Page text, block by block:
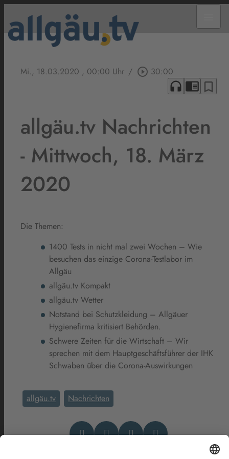
Mi., 18.03.2020 , 00:00 Uhr / play_circle_outline 30:00
headphones chrome_reader_mode bookmark_border
allgäu.tv Nachrichten
- Mittwoch, 18. März
2020
Die Themen:
1400 Tests in nicht mal zwei Wochen – Wie
besuchen das einzige Corona-Testlabor im
Allgäu
allgäu.tv Kompakt
allgäu.tv Wetter
Notstand bei Schutzkleidung – Allgäuer
Hygienefirma kritisiert Behörden.
Schwere Zeiten für die Wirtschaft – Wir
sprechen mit dem Hauptgeschäftsführer der IHK
Schwaben über die Corona-Auswirkungen
allgäu.tv Nachrichten